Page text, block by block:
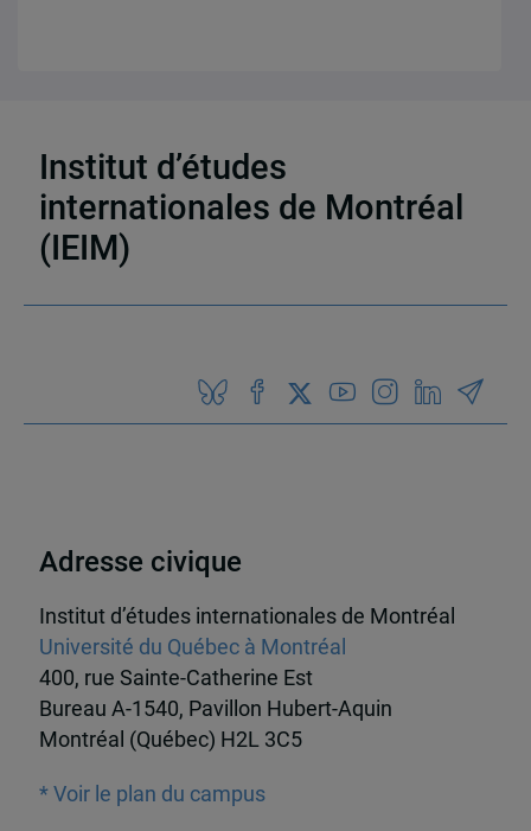
3 résultats
Institut d’études
internationales de Montréal
(IEIM)
Adresse civique
Institut d’études internationales de Montréal
Université du Québec à Montréal
400, rue Sainte-Catherine Est
Bureau A-1540, Pavillon Hubert-Aquin
Montréal (Québec) H2L 3C5
* Voir le plan du campus